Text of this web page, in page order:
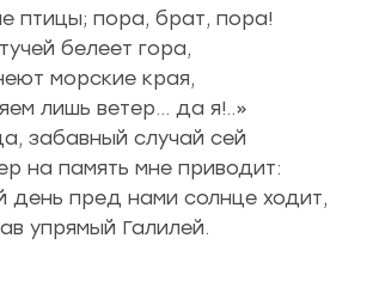
птицы; пора, брат, пора!
белеет гора,
морские края,
лишь ветер… да я!..»
забавный случай сей
на память мне приводит:
пред нами солнце ходит,
упрямый Галилей.